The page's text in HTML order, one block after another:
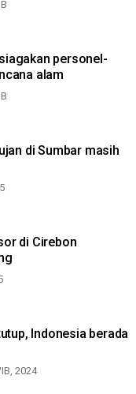
personel-
alam
di Sumbar masih
di Cirebon
Indonesia berada
2024